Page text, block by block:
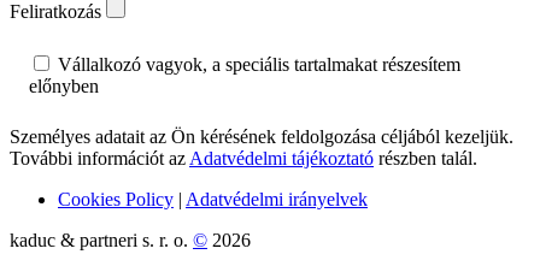
Feliratkozás
Vállalkozó vagyok, a speciális tartalmakat részesítem
előnyben
Személyes adatait az Ön kérésének feldolgozása céljából kezeljük.
További információt az Adatvédelmi tájékoztató részben talál.
Cookies Policy | Adatvédelmi irányelvek
kaduc & partneri s. r. o. © 2026